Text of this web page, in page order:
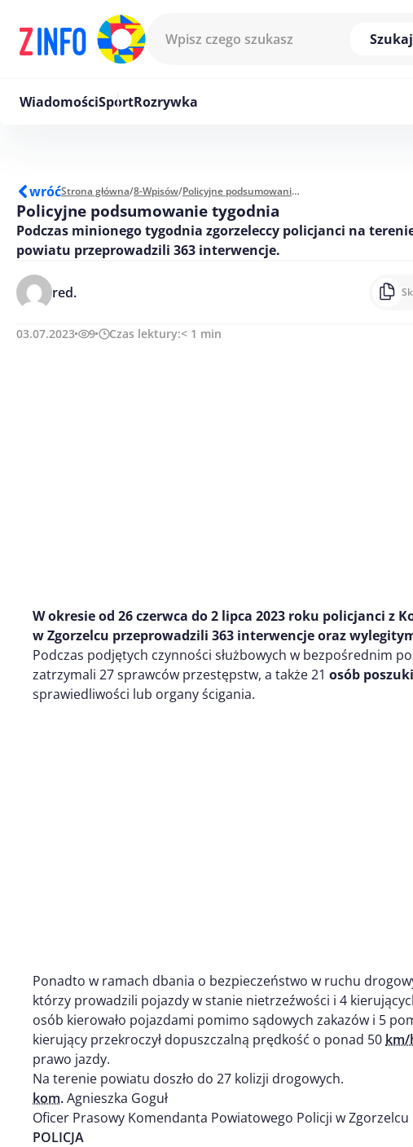
Szukaj
WiadomościSportRozrywka
wróćStrona główna/8-Wpisów/ Policyjne podsumowanie tygodnia
Policyjne podsumowanie tygodnia
Podczas minionego tygodnia zgorzeleccy policjanci na
powiatu przeprowadzili 363 interwencje.
red.
03.07.2023 9 Czas lektury:< 1 min
W okresie od 26 czerwca do 2 lipca 2023 roku policjanci z
w Zgorzelcu przeprowadzili 363 interwencjeoraz
Podczas podjętych czynności służbowych w bezpośrednim
zatrzymali 27 sprawców przestępstw, a także 21 osób
sprawiedliwości lub organy ścigania.
Ponadto w ramach dbania o bezpieczeństwo w ruchu
którzy prowadzili pojazdy w stanie nietrzeźwości i 4
osób kierowało pojazdami pomimo sądowych zakazów i 5
kierujący przekroczył dopuszczalną prędkość o ponad 50 km/
prawo jazdy.
Na terenie powiatu doszło do 27 kolizji drogowych.
kom.Agnieszka Goguł
Oficer Prasowy Komendanta Powiatowego Policji w Zgorzelcu
POLICJA